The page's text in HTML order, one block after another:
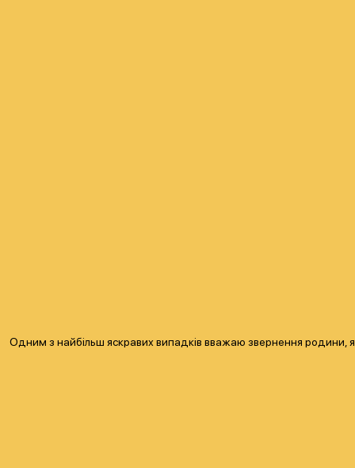
Одним з найбільш яскравих випадків вважаю звернення родини,